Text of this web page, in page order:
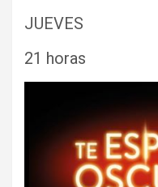
JUEVES
21 horas